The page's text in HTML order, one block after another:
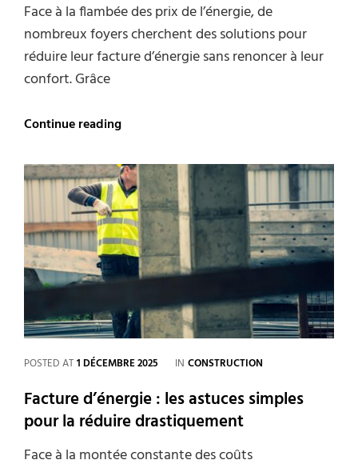
Face à la flambée des prix de l’énergie, de
nombreux foyers cherchent des solutions pour
réduire leur facture d’énergie sans renoncer à leur
confort. Grâce
Continue readingComment
par
deux
ma
facture
d’énergie
sans
sacrifier
confort
POSTED AT1 DÉCEMBRE 2025 IN CATEGORIES
CONSTRUCTION
Facture d’énergie : les astuces simples
pour la réduire drastiquement
Face à la montée constante des coûts